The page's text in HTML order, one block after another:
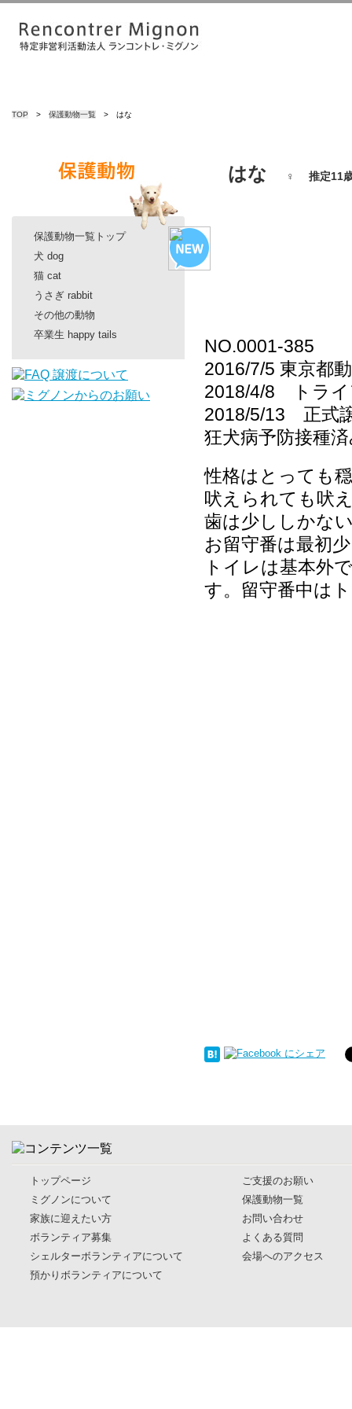
TOP > 保護動物一覧 > はな
保護動物一覧トップ
犬 dog
猫 cat
うさぎ rabbit
その他の動物
卒業生 happy tails
はな ♀ 推定11
NO.0001-385
2016/7/5 東京都
2018/4/8 トライ
2018/5/13 正式
狂犬病予防接種
性格はとっても
吠えられても吠
歯は少ししかな
お留守番は最初
トイレは基本外
す。留守番中は
トップページ
ミグノンについて
家族に迎えたい方
ボランティア募集
シェルターボランティアについて
預かりボランティアについて
ご支援のお願い
保護動物一覧
お問い合わせ
よくある質問
会場へのアクセス